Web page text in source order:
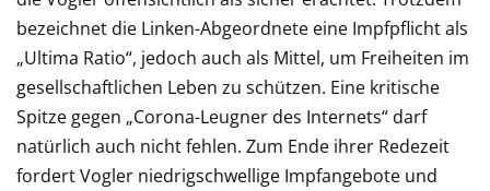
bezeichnet die Linken-Abgeordnete eine Impfpflicht als
„Ultima Ratio“, jedoch auch als Mittel, um Freiheiten im
gesellschaftlichen Leben zu schützen. Eine kritische
Spitze gegen „Corona-Leugner des Internets“ darf
natürlich auch nicht fehlen. Zum Ende ihrer Redezeit
fordert Vogler niedrigschwellige Impfangebote und